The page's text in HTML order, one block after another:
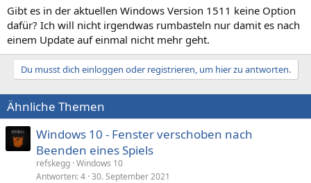
Gibt es in der aktuellen Windows Version 1511 keine Option
dafür? Ich will nicht irgendwas rumbasteln nur damit es nach
einem Update auf einmal nicht mehr geht.
Du musst dich einloggen oder registrieren, um hier zu antworten.
Ähnliche Themen
Windows 10 - Fenster verschoben nach
Beenden eines Spiels
refskegg Windows 10
Antworten 4 30. September 2021